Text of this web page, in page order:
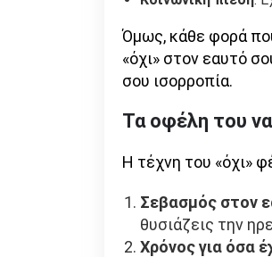
Όμως, κάθε φορά
«όχι» στον εαυτό
σου ισορροπία.
Τα οφέλη του
Η τέχνη του «όχι»
Σεβασμός στον
θυσιάζεις την
Χρόνος για όσα